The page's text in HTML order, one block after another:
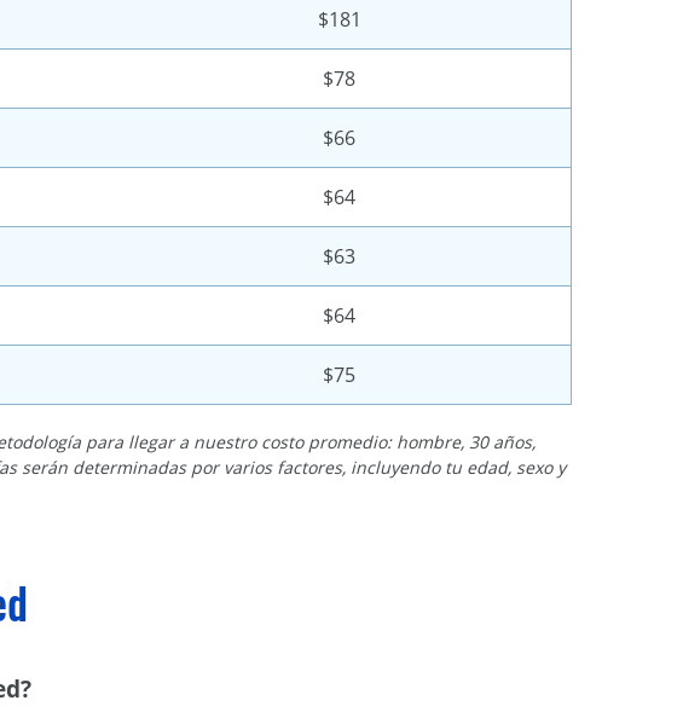
$181
$78
$66
$64
$63
$64
$75
para llegar a nuestro costo promedio: hombre, 30 años,
serán determinadas por varios factores, incluyendo tu edad, sexo y